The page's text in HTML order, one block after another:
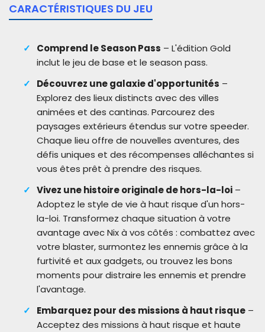
CARACTÉRISTIQUES DU JEU
Comprend le Season Pass – L'édition Gold
inclut le jeu de base et le season pass.
Découvrez une galaxie d'opportunités –
Explorez des lieux distincts avec des villes
animées et des cantinas. Parcourez des
paysages extérieurs étendus sur votre speeder.
Chaque lieu offre de nouvelles aventures, des
défis uniques et des récompenses alléchantes si
vous êtes prêt à prendre des risques.
Vivez une histoire originale de hors-la-loi–
Adoptez le style de vie à haut risque d'un hors-
la-loi. Transformez chaque situation à votre
avantage avec Nix à vos côtés : combattez avec
votre blaster, surmontez les ennemis grâce à la
furtivité et aux gadgets, ou trouvez les bons
moments pour distraire les ennemis et prendre
l'avantage.
Embarquez pour des missions à haut risque–
Acceptez des missions à haut risque et haute